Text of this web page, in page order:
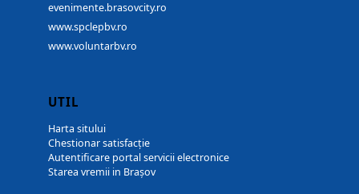
evenimente.brasovcity.ro
www.spclepbv.ro
www.voluntarbv.ro
UTIL
Harta sitului
Chestionar satisfacție
Autentificare portal servicii electronice
Starea vremii in Brașov